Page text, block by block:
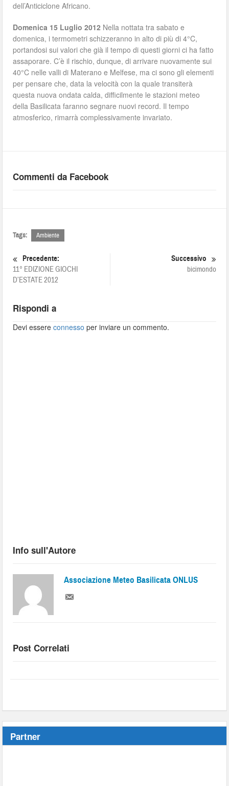
dell’Anticiclone Africano.
Domenica 15 Luglio 2012 Nella nottata tra sabato e
domenica, i termometri schizzeranno in alto di più di 4°C,
portandosi sui valori che già il tempo di questi giorni ci ha fatto
assaporare. C’è il rischio, dunque, di arrivare nuovamente sui
40°C nelle valli di Materano e Melfese, ma ci sono gli elementi
per pensare che, data la velocità con la quale transiterà
questa nuova ondata calda, difficilmente le stazioni meteo
della Basilicata faranno segnare nuovi record. Il tempo
atmosferico, rimarrà complessivamente invariato.
Commenti da Facebook
Tags: Ambiente
Precedente:
11° EDIZIONE GIOCHI
D’ESTATE 2012
Successivo
bicimondo
Rispondi a
Devi essereconnesso per inviare un commento.
Info sull'Autore
Associazione Meteo Basilicata ONLUS
Post Correlati
Partner